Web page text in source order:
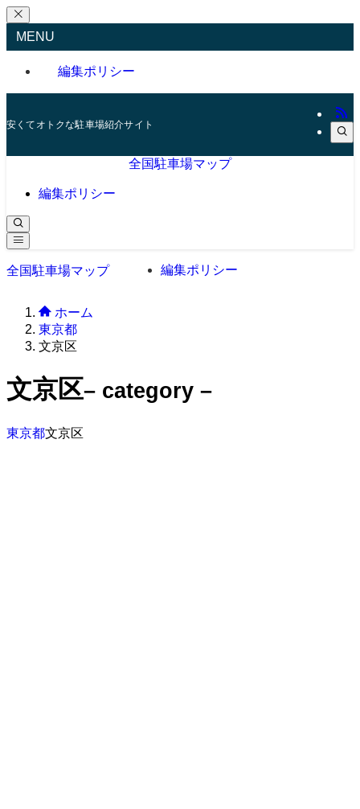
MENU
編集ポリシー
安くてオトクな駐車場紹介サイト
全国駐車場マップ
編集ポリシー
全国駐車場マップ 編集ポリシー
ホーム
東京都
文京区
文京区– category –
東京都文京区